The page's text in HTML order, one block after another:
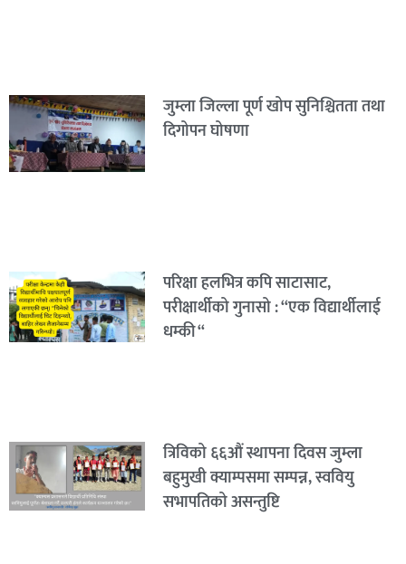
जुम्ला जिल्ला पूर्ण खोप सुनिश्चितता तथा
दिगोपन घोषणा
परिक्षा हलभित्र कपि साटासाट,
परीक्षार्थीको गुनासो : “एक विद्यार्थीलाई
धम्की “
त्रिविको ६६औं स्थापना दिवस जुम्ला
बहुमुखी क्याम्पसमा सम्पन्न, स्ववियु
सभापतिको असन्तुष्टि